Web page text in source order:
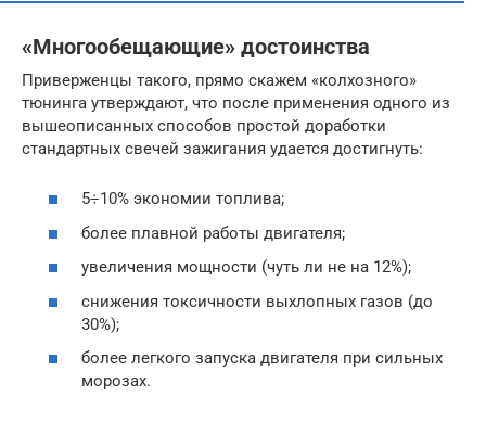
«Многообещающие» достоинства
Приверженцы такого, прямо скажем «колхозного»
тюнинга утверждают, что после применения одного из
вышеописанных способов простой доработки
стандартных свечей зажигания удается достигнуть:
5÷10% экономии топлива;
более плавной работы двигателя;
увеличения мощности (чуть ли не на 12%);
снижения токсичности выхлопных газов (до
30%);
более легкого запуска двигателя при сильных
морозах.